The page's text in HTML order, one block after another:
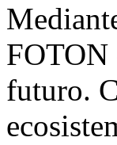
FOTON
futuro.